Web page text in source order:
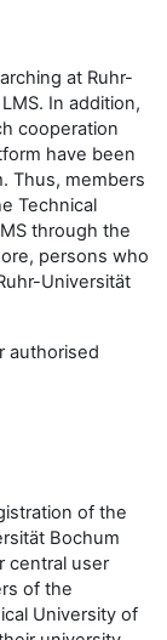
at Ruhr-
In addition,
cooperation
have been
Thus, members
Technical
through the
persons who
Universität
authorised
of the
Bochum
central user
of the
University of